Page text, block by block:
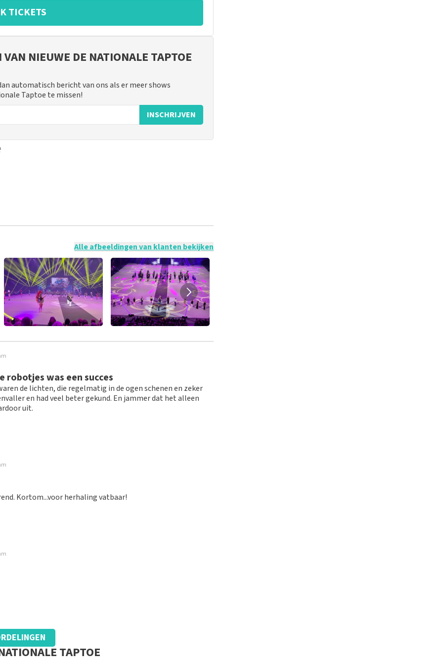
TICKETS
NIEUWE DE NATIONALE TAPTOE
automatisch bericht van ons als er meer shows
Taptoe te missen!
INSCHRIJVEN
om een review achter te laten als je geen tickets
Alle afbeeldingen van klanten bekijken
robotjes was een succes
de lichten, die regelmatig in de ogen schenen en zeker
en had veel beter gekund. En jammer dat het alleen
uit.
Kortom...voor herhaling vatbaar!
informatie en tijdig toesturen van de tickets
TAPTOE